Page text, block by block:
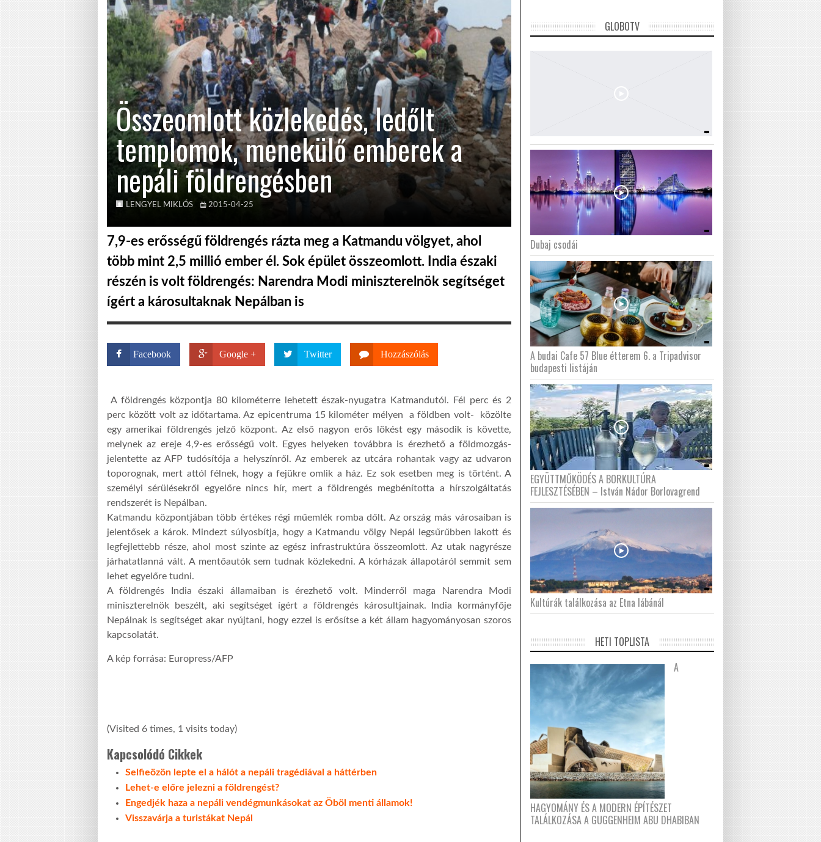
Összeomlott közlekedés, ledőlt
templomok, menekülő emberek a
nepáli földrengésben
LENGYEL MIKLÓS 2015-04-25
7,9-es erősségű földrengés rázta meg a Katmandu völgyet, ahol
több mint 2,5 millió ember él. Sok épület összeomlott. India északi
részén is volt földrengés: Narendra Modi miniszterelnök segítséget
ígért a károsultaknak Nepálban is
Facebook Google + Twitter Hozzászólás
A földrengés központja 80 kilométerre lehetett észak-nyugatra Katmandutól. Fél perc és 2
perc között volt az időtartama. Az epicentruma 15 kilométer mélyen a földben volt- közölte
egy amerikai földrengés jelző központ. Az első nagyon erős lökést egy második is követte,
melynek az ereje 4,9-es erősségű volt. Egyes helyeken továbbra is érezhető a földmozgás-
jelentette az AFP tudósítója a helyszínről. Az emberek az utcára rohantak vagy az udvaron
toporognak, mert attól félnek, hogy a fejükre omlik a ház. Ez sok esetben meg is történt. A
személyi sérülésekről egyelőre nincs hír, mert a földrengés megbénította a hírszolgáltatás
rendszerét is Nepálban.
Katmandu központjában több értékes régi műemlék romba dőlt. Az ország más városaiban is
jelentősek a károk. Mindezt súlyosbítja, hogy a Katmandu völgy Nepál legsűrűbben lakott és
legfejlettebb része, ahol most szinte az egész infrastruktúra összeomlott. Az utak nagyrésze
járhatatlanná vált. A mentőautók sem tudnak közlekedni. A kórházak állapotáról semmit sem
lehet egyelőre tudni.
A földrengés India északi államaiban is érezhető volt. Minderről maga Narendra Modi
miniszterelnök beszélt, aki segítséget ígért a földrengés károsultjainak. India kormányfője
Nepálnak is segítséget akar nyújtani, hogy ezzel is erősítse a két állam hagyományosan szoros
kapcsolatát.
A kép forrása: Europress/AFP
(Visited 6 times, 1 visits today)
Kapcsolódó Cikkek
Selfieözön lepte el a hálót a nepáli tragédiával a háttérben
Lehet-e előre jelezni a földrengést?
Engedjék haza a nepáli vendégmunkásokat az Öböl menti államok!
Visszavárja a turistákat Nepál
GLOBOTV
Dubaj csodái
A budai Cafe 57 Blue étterem 6. a Tripadvisor
budapesti listáján
EGYÜTTMŰKÖDÉS A BORKULTÚRA
FEJLESZTÉSÉBEN – István Nádor Borlovagrend
Kultúrák találkozása az Etna lábánál
HETI TOPLISTA
A
HAGYOMÁNY ÉS A MODERN ÉPÍTÉSZET
TALÁLKOZÁSA A GUGGENHEIM ABU DHABIBAN